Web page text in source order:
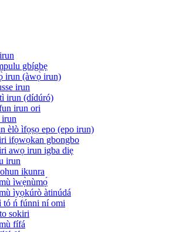
gbígbẹ
irun (àwọ̀ irun)
irun
irun (dídúró)
irun ori
èlò ìfọṣọ epo (epo irun)
ifọwọkan gbongbo
awọ irun igba diẹ
irun
ikunra
ìwẹ̀nùmọ́
ìyọkúrò àtinúdá
tó ń fúnni ní omi
sokiri
fífá